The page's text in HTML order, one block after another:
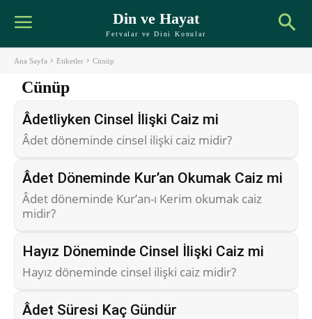
Din ve Hayat
Fetvalar ve Dini Konular
Ana Sayfa Etiketler Cünüp
Cünüp
Âdetliyken Cinsel İlişki Caiz mi
Âdet döneminde cinsel ilişki caiz midir?
Âdet Döneminde Kur’an Okumak Caiz mi
Âdet döneminde Kur’an-ı Kerim okumak caiz
midir?
Hayız Döneminde Cinsel İlişki Caiz mi
Hayız döneminde cinsel ilişki caiz midir?
Âdet Süresi Kaç Gündür